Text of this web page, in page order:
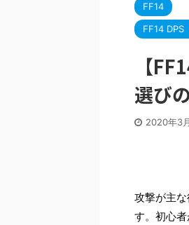
FF14
FF14 DPS
【
選び
2020年3
攻撃が主
す。初心